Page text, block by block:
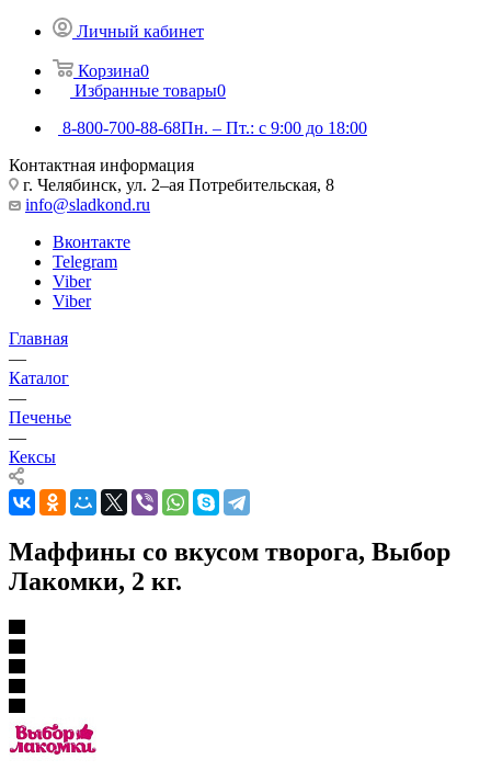
Личный кабинет
Корзина0
Избранные товары0
8-800-700-88-68Пн. – Пт.: с 9:00 до 18:00
Контактная информация
г. Челябинск, ул. 2–ая Потребительская, 8
info@sladkond.ru
Вконтакте
Telegram
Viber
Viber
Главная
—
Каталог
—
Печенье
—
Кексы
Маффины со вкусом творога, Выбор
Лакомки, 2 кг.